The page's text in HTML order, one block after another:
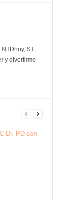
S.L.
y divertirme